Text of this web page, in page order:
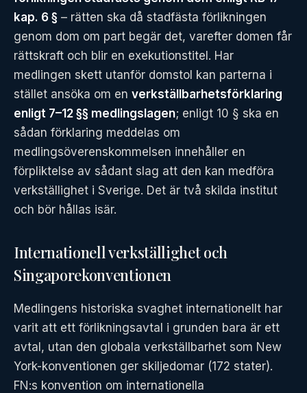
kap. 6 § – rätten ska då stadfästa förlikningen
genom dom om part begär det, varefter domen får
rättskraft och blir en exekutionstitel. Har
medlingen skett utanför domstol kan parterna i
stället ansöka om en verkställbarhetsförklaring
enligt 7–12 §§ medlingslagen; enligt 10 § ska en
sådan förklaring meddelas om
medlingsöverenskommelsen innehåller en
förpliktelse av sådant slag att den kan medföra
verkställighet i Sverige. Det är två skilda institut
och bör hållas isär.
Internationell verkställighet och
Singaporekonventionen
Medlingens historiska svaghet internationellt har
varit att ett förlikningsavtal i grunden bara är ett
avtal, utan den globala verkställbarhet som New
York-konventionen ger skiljedomar (172 stater).
FN:s konvention om internationella